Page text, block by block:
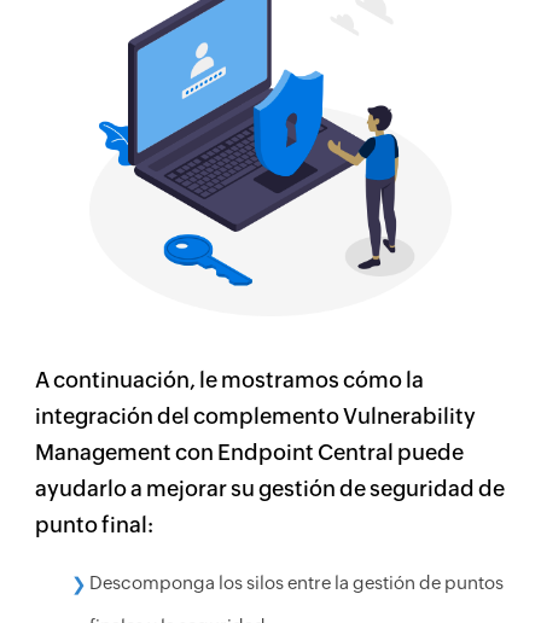
A continuación, le mostramos cómo la
integración del complemento Vulnerability
Management con Endpoint Central puede
ayudarlo a mejorar sugestión de seguridad de
punto final:
Descomponga los silos entre la gestión de puntos